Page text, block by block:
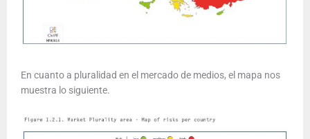
En cuanto a pluralidad en el mercado de medios, el mapa nos
muestra lo siguiente.